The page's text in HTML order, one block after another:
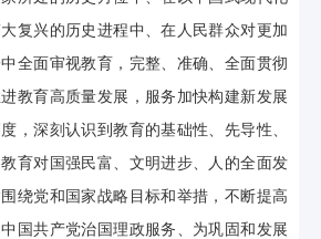
复兴的历史进程中、在人民群众对更加
全面审视教育，完整、准确、全面贯彻
教育高质量发展，服务加快构建新发展
，深刻认识到教育的基础性、先导性、
育对国强民富、文明进步、人的全面发
绕党和国家战略目标和举措，不断提高
国共产党治国理政服务、为巩固和发展